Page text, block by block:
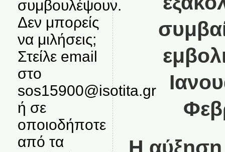
συμβουλέψουν.
Δεν μπορείς
να μιλήσεις;
Στείλε email
στο
sos15900@isotita.gr
ή σε
οποιοδήποτε
από τα